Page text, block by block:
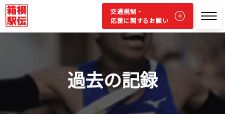
交通規制・
応援に関するお願い
過去の記録